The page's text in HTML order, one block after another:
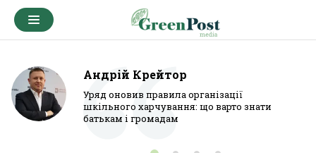
Андрій Крейтор
Уряд оновив правила організації
шкільного харчування: що варто знати
батькам і громадам